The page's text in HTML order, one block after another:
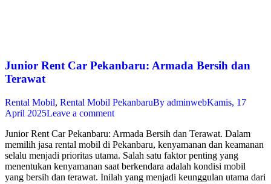
Junior Rent Car Pekanbaru: Armada Bersih dan
Terawat
Rental Mobil, Rental Mobil PekanbaruBy adminwebKamis, 17
April 2025Leave a comment
Junior Rent Car Pekanbaru: Armada Bersih dan Terawat. Dalam
memilih jasa rental mobil di Pekanbaru, kenyamanan dan keamanan
selalu menjadi prioritas utama. Salah satu faktor penting yang
menentukan kenyamanan saat berkendara adalah kondisi mobil
yang bersih dan terawat. Inilah yang menjadi keunggulan utama dari